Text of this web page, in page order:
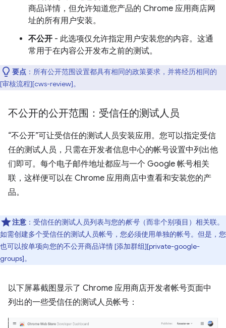
商品详情，但允许知道您产品的 Chrome 应用商店网
址的所有用户安装。
不公开 - 此选项仅允许指定用户安装您的内容。这通
常用于在内容公开发布之前的测试。
要点 ：所有公开范围设置都具有相同的政策要求，并将经历相同的
[审核流程][cws-review]。
不公开的公开范围：受信任的测试人员
“不公开”可让受信任的测试人员安装应用。您可以指定受信
任的测试人员，只需在开发者信息中心的帐号设置中列出他
们即可。每个电子邮件地址都应与一个 Google 帐号相关
联，这样便可以在 Chrome 应用商店中查看和安装您的产
品。
注意 ：受信任的测试人员列表与您的帐号（而非个别项目）相关联。
如需创建多个受信任的测试人员帐号，您必须使用单独的帐号。但是，您
也可以按单项向您的不公开商品详情 [添加群组][private-google-
groups]。
以下屏幕截图显示了 Chrome 应用商店开发者帐号页面中
列出的一些受信任的测试人员帐号：